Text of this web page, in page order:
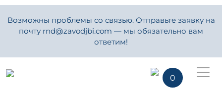
Возможны проблемы со связью. Отправьте заявку на
почту rnd@zavodjbi.com — мы обязательно вам
ответим!
0